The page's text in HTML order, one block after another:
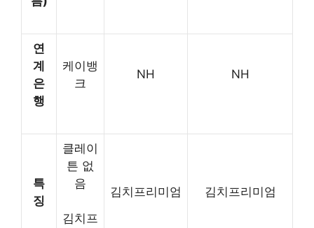
연
계
은
행
케이뱅
크
NH NH
특
징
클레이
튼 없
음
김치프
김치프리미엄 김치프리미엄